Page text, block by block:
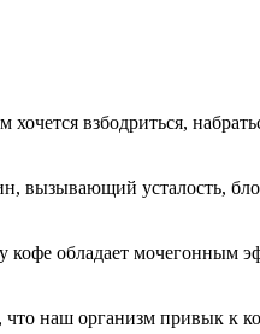
взбодриться,
усталость,
обладает мочегонным
наш организм привык к